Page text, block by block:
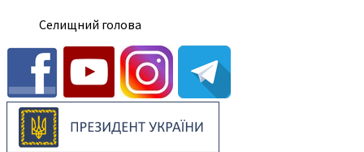
Селищний голова